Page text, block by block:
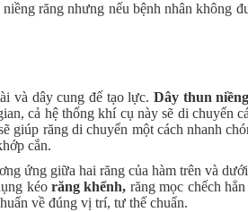
răng nhưng nếu bệnh nhân không
và dây cung để tạo lực.Dây thun
cả hệ thống khí cụ này sẽ di chuyển
giúp răng di chuyển một cách nhanh
cắn.
ứng giữa hai răng của hàm trên và
kéo răng khểnh, răng mọc chếch
về đúng vị trí, tư thế chuẩn.